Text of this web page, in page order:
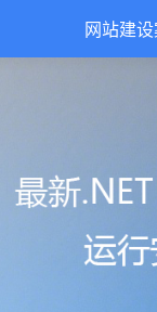
网站建